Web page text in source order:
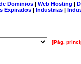
Dominios| Web Hosting |
Expirados | Industrias |
[Pág.